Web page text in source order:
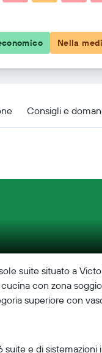
& Spa
Consigli e
suite situato a
con zona
superiore con
suite e di
Nella